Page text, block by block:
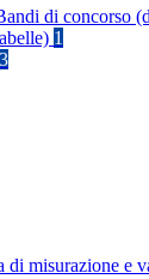
di concorso
1
3
di misurazione e